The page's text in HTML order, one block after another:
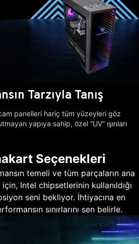
Tarzıyla Tanış
panelleri hariç tüm yüzeyleri göz
yapıya sahip, özel “UV” ışınları
Seçenekleri
temeli ve tüm parçaların ana
Intel chipsetlerinin kullanıldığı
seni bekliyor. İhtiyacına en
sınırlarını sen belirle.